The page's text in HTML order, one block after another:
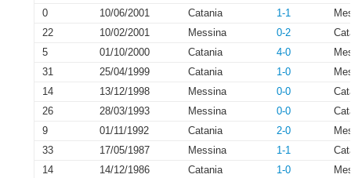
0
10/06/2001 Catania 1-1
22
10/02/2001 Messina 0-2
5
01/10/2000 Catania 4-0
31
25/04/1999 Catania 1-0
14
13/12/1998 Messina 0-0
26
28/03/1993 Messina 0-0
9
01/11/1992 Catania 2-0
33
17/05/1987 Messina 1-1
14
14/12/1986 Catania 1-0